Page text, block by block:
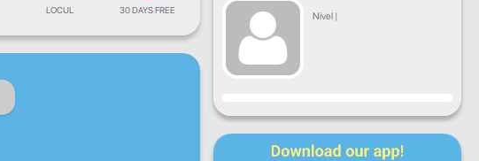
LOCUL 30 DAYS FREE
Nivel |
Progres